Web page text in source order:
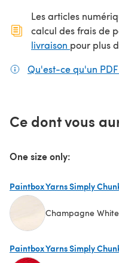
Les articles
calcul des frais de
livraison (s'ouvre
pour plus
Qu'est-ce qu'un
Ce dont vous
One size only:
Paintbox Yarns Simply
Champagne
Paintbox Yarns Simply